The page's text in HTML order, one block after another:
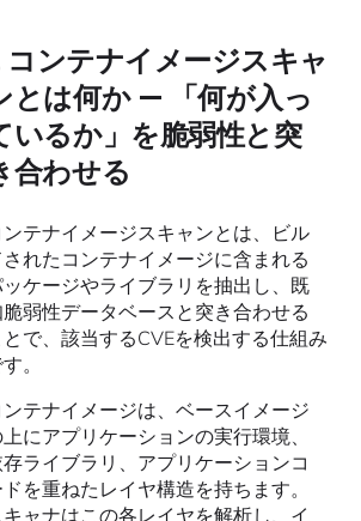
コンテナイメージスキャ
とは何か — 「何が入っ
いるか」を脆弱性と突
合わせる
ンテナイメージスキャンとは、ビル
されたコンテナイメージに含まれる
ッケージやライブラリを抽出し、既
弱性データベースと突き合わせる
とで、該当するCVEを検出する仕組み
。
ンテナイメージは、ベースイメージ
にアプリケーションの実行環境、
ライブラリ、アプリケーションコ
を重ねたレイヤ構造を持ちます。
キャナはこの各レイヤを解析し、イ